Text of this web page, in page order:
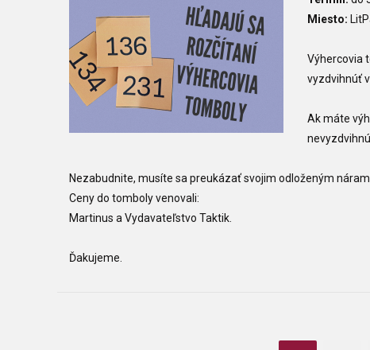
Miesto:
Výhercovia
vyzdvihnúť v
Ak máte
Nezabudnite, musíte sa preukázať svojim odloženým
Ceny do tomboly venovali:
Martinus a Vydavateľstvo Taktik.
Ďakujeme.